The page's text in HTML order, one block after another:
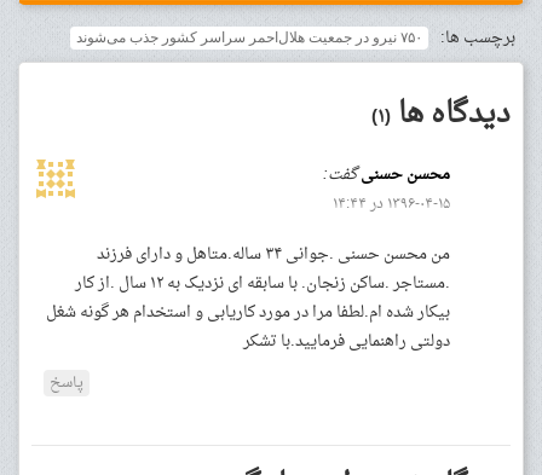
برچسب ها: ۷۵۰ نیرو در جمعیت هلال‌احمر سراسر کشور جذب می‌شوند
دیدگاه ها (۱)
محسن حسنیگفت:
۱۳۹۶-۰۴-۱۵ در ۱۴:۴۴
من محسن حسنی .جوانی ۳۴ ساله.متاهل و دارای فرزند
.مستاجر .ساکن زنجان. با سابقه ای نزدیک به ۱۲ سال .از کار
بیکار شده ام.لطفا مرا در مورد کاریابی و استخدام هر گونه شغل
دولتی راهنمایی فرمایید.با تشکر
پاسخ